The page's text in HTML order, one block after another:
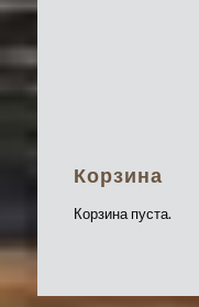
Корзина
Корзина пуста.